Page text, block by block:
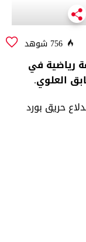
756 شوهد
رياضية في
العلوي.
حريق بورد